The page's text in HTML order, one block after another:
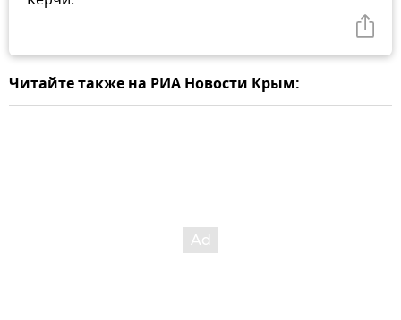
Читайте также на РИА Новости Крым: